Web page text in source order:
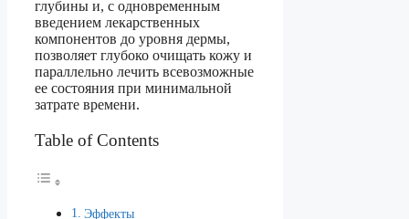
глубины и, с одновременным
введением лекарственных
компонентов до уровня дермы,
позволяет глубоко очищать кожу и
параллельно лечить всевозможные
ее состояния при минимальной
затрате времени.
Table of Contents
Эффекты